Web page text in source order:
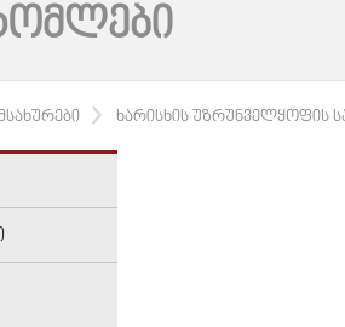
ᲮᲐᲠᲘᲡᲮᲘᲡ ᲣᲖᲠᲣᲜᲕᲔᲚᲧᲝᲤᲘᲡ